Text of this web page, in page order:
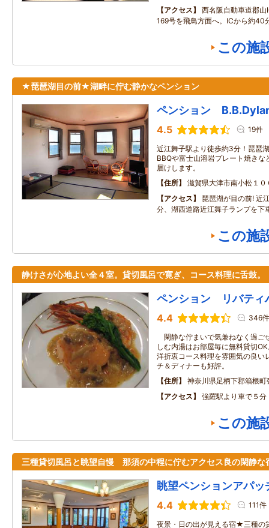
アクセス
西名阪自動車道郡
169号を飛鳥方面へ。ICから約40
この施
★琵琶湖目の前★湖畔に佇む静かなペンション
ペンション
4.5 19件
近江舞子駅より徒歩約3分！琵琶
BBQや富士山溶岩プレート焼き
届けします。
住所
滋賀県大津市南小松１０
アクセス
琵琶湖が目の前! 近
分、湖西道路近江舞子ランプを下
この施
静けさが心地よい全４室。貸切風呂で寛ぎ、コース料理に舌鼓。
ペンション リバティ
4.4 346件
閑静な佇まいで気兼ねなく過ご
しむ内湯はお部屋毎に無料貸切
洋折衷コース料理を雰囲気の良い
チ＆ディナーも好評。
住所
神奈川県足柄下郡箱根町
アクセス
強羅駅より車で５分
この施
三種貸切風呂と眺望自慢 那須の中程に佇むアクセス良の閑静
眺望ペンションアパッ
4.4 111件
夜景・日の出が見える宿★三種